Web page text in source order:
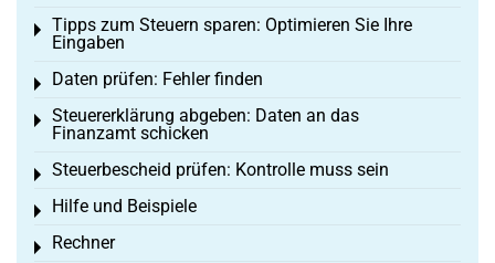
Tipps zum Steuern sparen: Optimieren Sie Ihre
Eingaben
Toggle menu
Daten prüfen: Fehler finden
Toggle menu
Steuererklärung abgeben: Daten an das
Finanzamt schicken
Toggle menu
Steuerbescheid prüfen: Kontrolle muss sein
Toggle menu
Hilfe und Beispiele
Toggle menu
Rechner
Toggle menu